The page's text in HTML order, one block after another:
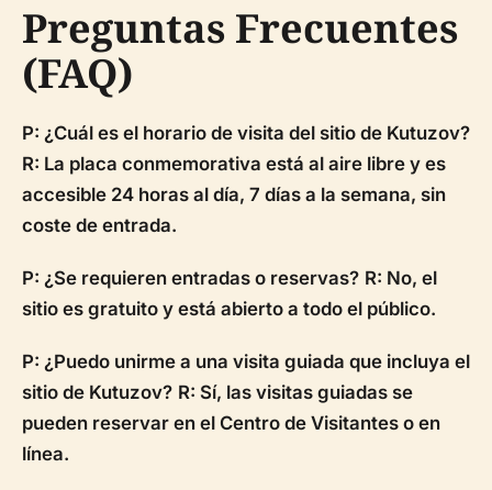
Preguntas Frecuentes
(FAQ)
P: ¿Cuál es el horario de visita del sitio de Kutuzov?
R: La placa conmemorativa está al aire libre y es
accesible 24 horas al día, 7 días a la semana, sin
coste de entrada.
P: ¿Se requieren entradas o reservas? R: No, el
sitio es gratuito y está abierto a todo el público.
P: ¿Puedo unirme a una visita guiada que incluya el
sitio de Kutuzov? R: Sí, las visitas guiadas se
pueden reservar en el Centro de Visitantes o en
línea.